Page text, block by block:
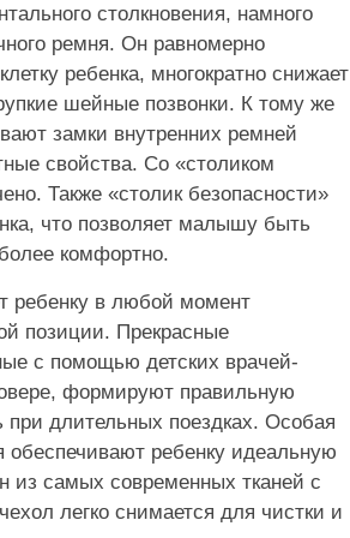
столкновения, намного
ремня. Он равномерно
ребенка, многократно снижает
шейные позвонки. К тому же
замки внутренних ремней
свойства. Со «столиком
Также «столик безопасности»
что позволяет малышу быть
комфортно.
ребенку в любой момент
позиции. Прекрасные
с помощью детских врачей-
формируют правильную
при длительных поездках. Особая
обеспечивают ребенку идеальную
из самых современных тканей с
легко снимается для чистки и